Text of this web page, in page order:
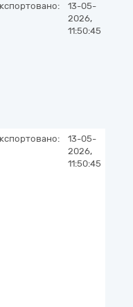
13-05-
2026,
11:50:45
13-05-
2026,
11:50:45